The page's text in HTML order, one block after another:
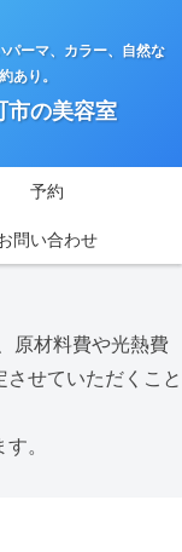
ーマ、カラー、自然な
あり。
市の美容室
予約
問い合わせ
原材料費や光熱費
せていただくこと
。